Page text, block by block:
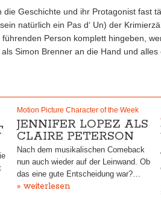
Geschichte und ihr Protagonist fast
natürlich ein Pas d‘ Un) der
Person komplett hingeben,
Simon Brenner an die Hand und
Motion Picture Character of the Week
JENNIFER LOPEZ ALS
CLAIRE PETERSON
Nach dem musikalischen Comeback
nun auch wieder auf der Leinwand. Ob
das eine gute Entscheidung war?…
» weiterlesen